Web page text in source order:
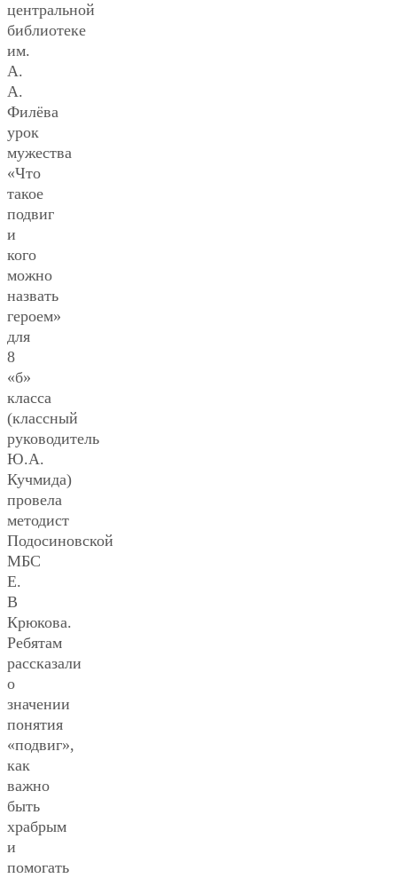
центральной
библиотеке
им.
А.
А.
Филёва
урок
мужества
«Что
такое
подвиг
и
кого
можно
назвать
героем»
для
8
«б»
класса
(классный
руководитель
Ю.А.
Кучмида)
провела
методист
Подосиновской
МБС
Е.
В
Крюкова.
Ребятам
рассказали
о
значении
понятия
«подвиг»,
как
важно
быть
храбрым
и
помогать